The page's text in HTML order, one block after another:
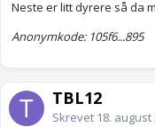
Neste er litt dyrere så da
Anonymkode: 105f6...895
TBL12
Skrevet 18. august